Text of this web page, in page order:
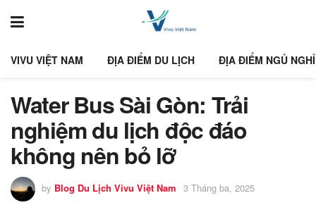
VIVU VIỆT NAM ĐỊA ĐIỂM DU LỊCH ĐỊA ĐIỂM NGỦ NGHỈ
Water Bus Sài Gòn: Trải
nghiệm du lịch độc đáo
không nên bỏ lỡ
by Blog Du Lịch Vivu Việt Nam 3 Tháng ba, 2025